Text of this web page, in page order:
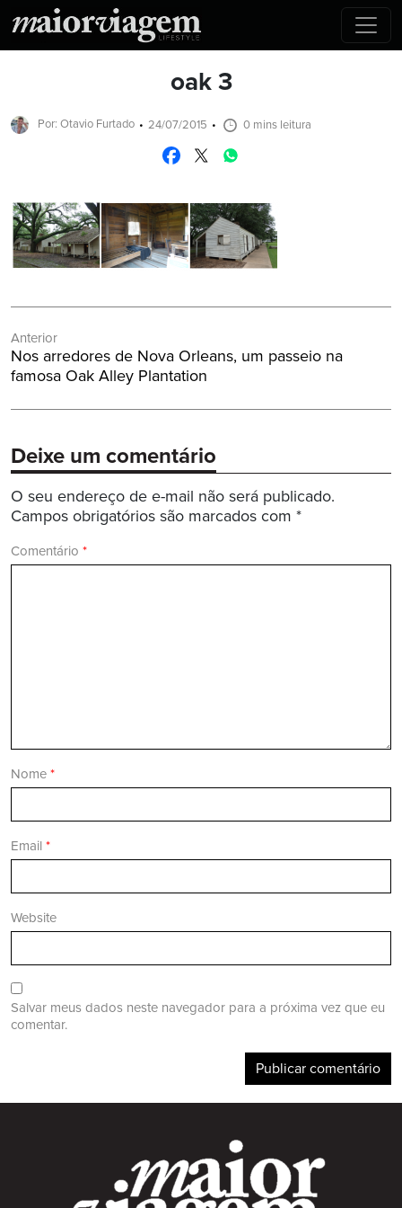
oak 3
Por: Otavio Furtado 24/07/2015 0 mins leitura
de
Post
Anterior
Post
Anterior:
Nos arredores de Nova Orleans, um passeio na
famosa Oak Alley Plantation
Deixe um comentário
O seu endereço de e-mail não será publicado.
Campos obrigatórios são marcados com *
Comentário *
Nome *
Email *
Website
Salvar meus dados neste navegador para a próxima vez que eu
comentar.